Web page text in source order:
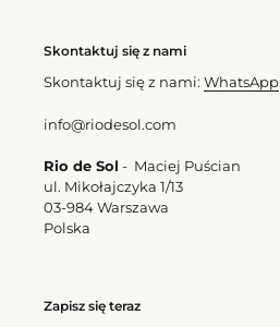
Skontaktuj się z nami
Skontaktuj się z nami: WhatsApp
info@riodesol.com
Rio de Sol - Maciej Puścian
ul. Mikołajczyka 1/13
03-984 Warszawa
Polska
Zapisz się teraz